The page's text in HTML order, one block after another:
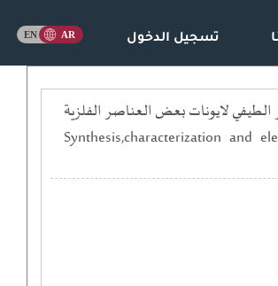
تسجيل الدخول
لايونات بعض العناصر الفلزية
== Synthesis,characterization